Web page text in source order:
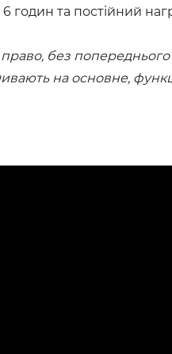
6 годин та постійний
без попереднього
на основне,